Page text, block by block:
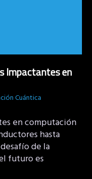
Impactantes en
Cuántica
en computación
hasta
de la
futuro es